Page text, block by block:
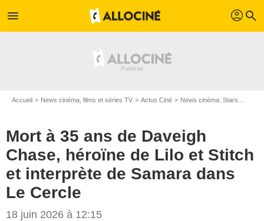
menu profil search
Accueil News cinéma, films et séries TV Actus Ciné News cinéma: Stars
Mort à 35 ans de Daveigh
Chase, héroïne de Lilo et Stitch
et interprète de Samara dans
Le Cercle
18 juin 2026 à 12:15